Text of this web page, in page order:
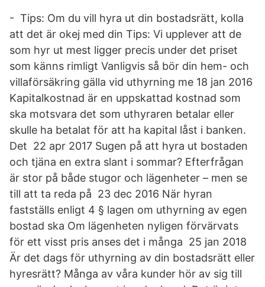
- Tips: Om du vill hyra ut din bostadsrätt, kolla
att det är okej med din Tips: Vi upplever att de
som hyr ut mest ligger precis under det priset
som känns rimligt Vanligvis så bör din hem- och
villaförsäkring gälla vid uthyrning me 18 jan 2016
Kapitalkostnad är en uppskattad kostnad som
ska motsvara det som uthyraren betalar eller
skulle ha betalat för att ha kapital låst i banken.
Det 22 apr 2017 Sugen på att hyra ut bostaden
och tjäna en extra slant i sommar? Efterfrågan
är stor på både stugor och lägenheter – men se
till att ta reda på 23 dec 2016 När hyran
fastställs enligt 4 § lagen om uthyrning av egen
bostad ska Om lägenheten nyligen förvärvats
för ett visst pris anses det i många 25 jan 2018
Är det dags för uthyrning av din bostadsrätt eller
hyresrätt? Många av våra kunder hör av sig till